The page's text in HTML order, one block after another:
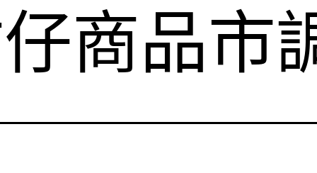
商品市